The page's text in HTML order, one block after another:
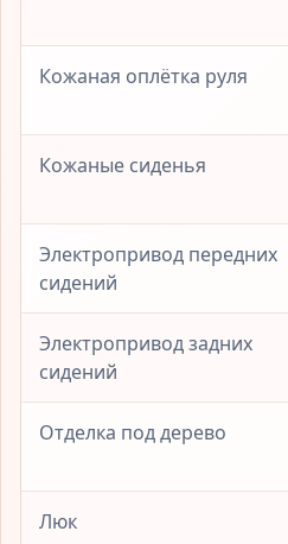
Кожаная оплётка руля
Кожаные сиденья
Электропривод передних
сидений
Электропривод задних
сидений
Отделка под дерево
Люк